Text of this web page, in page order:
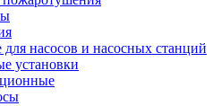
насосов и насосных станций
установки